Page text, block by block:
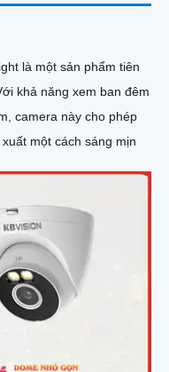
là một sản phẩm tiên
camera này cho phép
một cách sáng mịn